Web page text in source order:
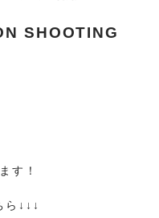
SHOOTING
す！
↓↓↓